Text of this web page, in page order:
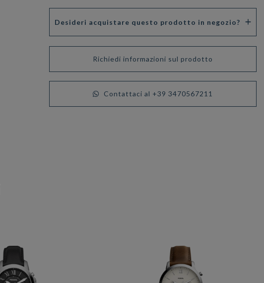
Desideri acquistare questo prodotto in negozio?
Richiedi informazioni sul prodotto
Contattaci al +39 3470567211